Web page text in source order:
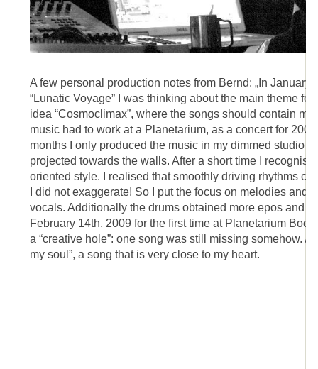
A few personal production notes from Bernd: „In
“Lunatic Voyage” I was thinking about the main theme
idea “Cosmoclimax”, where the songs should contain
music had to work at a Planetarium, as a concert for
months I only produced the music in my dimmed studio
projected towards the walls. After a short time I
oriented style. I realised that smoothly driving rhythms
I did not exaggerate! So I put the focus on melodies
vocals. Additionally the drums obtained more epos and
February 14th, 2009 for the first time at Planetarium
a “creative hole”: one song was still missing somehow.
my soul”, a song that is very close to my heart.